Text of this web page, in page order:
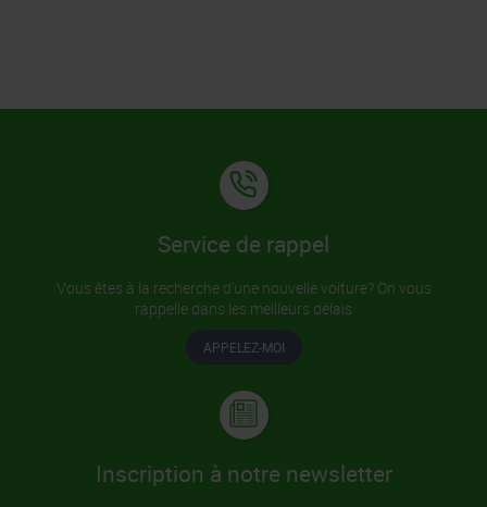
Service de rappel
Vous êtes à la recherche d'une nouvelle voiture? On vous
rappelle dans les meilleurs délais
APPELEZ-MOI
Inscription à notre newsletter